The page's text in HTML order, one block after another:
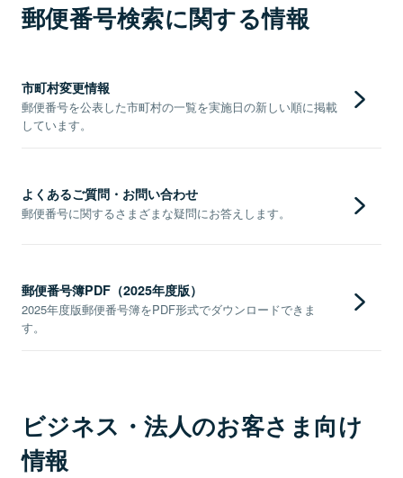
郵便番号検索に関する情報
市町村変更情報
郵便番号を公表した市町村の一覧を実施日の新しい順に掲載
しています。
よくあるご質問・お問い合わせ
郵便番号に関するさまざまな疑問にお答えします。
郵便番号簿PDF（2025年度版）
2025年度版郵便番号簿をPDF形式でダウンロードできま
す。
ビジネス・法人のお客さま向け
情報